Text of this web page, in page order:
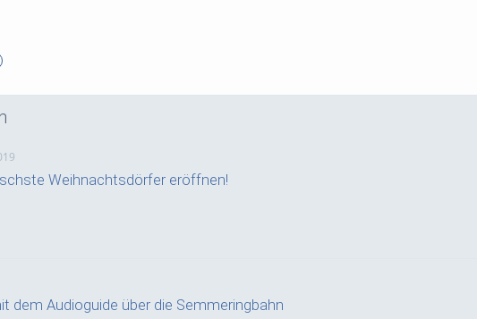
Weihnachtsdörfer eröffnen!
dem Audioguide über die Semmeringbahn